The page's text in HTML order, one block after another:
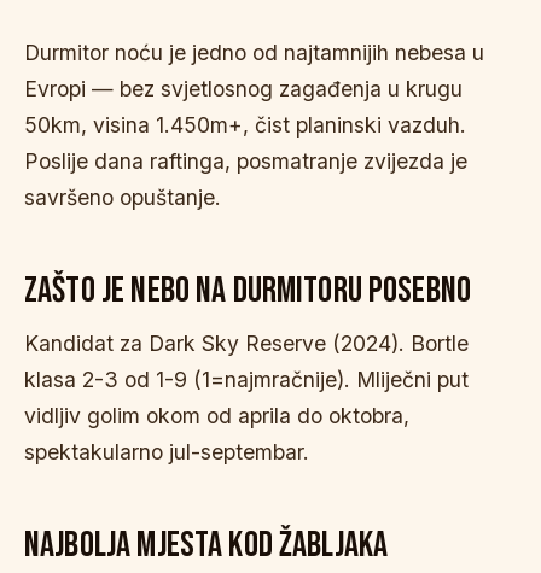
Durmitor noću je jedno od najtamnijih nebesa u
Evropi — bez svjetlosnog zagađenja u krugu
50km, visina 1.450m+, čist planinski vazduh.
Poslije dana raftinga, posmatranje zvijezda je
savršeno opuštanje.
ZAŠTO JE NEBO NA DURMITORU POSEBNO
Kandidat za Dark Sky Reserve (2024). Bortle
klasa 2-3 od 1-9 (1=najmračnije). Mliječni put
vidljiv golim okom od aprila do oktobra,
spektakularno jul-septembar.
NAJBOLJA MJESTA KOD ŽABLJAKA